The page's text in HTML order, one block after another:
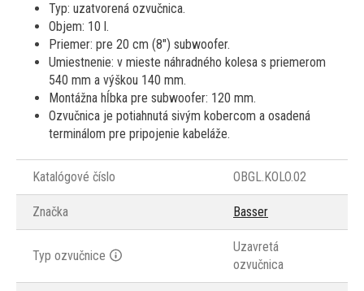
Typ: uzatvorená ozvučnica.
Objem: 10 l.
Priemer: pre 20 cm (8") subwoofer.
Umiestnenie: v mieste náhradného kolesa s priemerom
540 mm a výškou 140 mm.
Montážna hĺbka pre subwoofer: 120 mm.
Ozvučnica je potiahnutá sivým kobercom a osadená
terminálom pre pripojenie kabeláže.
Katalógové číslo OBGL.KOLO.02
Značka Basser
Typ ozvučnice
Uzavretá
ozvučnica